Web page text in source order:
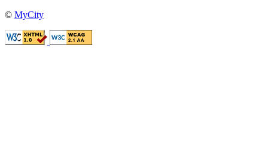
© MyCity